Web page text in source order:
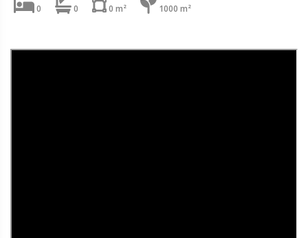
0 0 0 m² 1000 m²